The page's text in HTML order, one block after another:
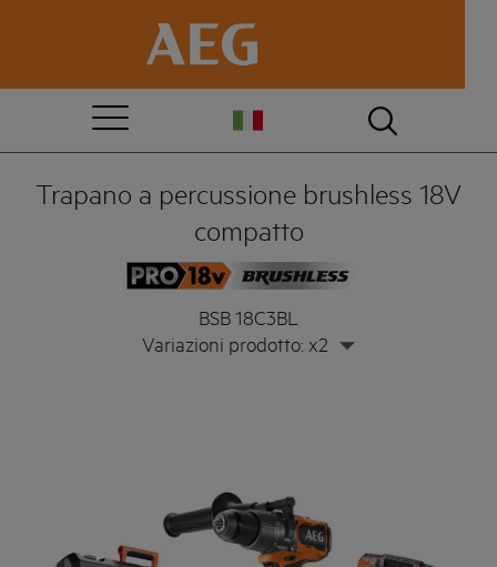
Trapano a percussione brushless 18V
compatto
BSB 18C3BL
Variazioni prodotto: x2